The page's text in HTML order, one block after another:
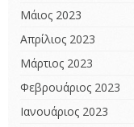
Μάιος 2023
Απρίλιος 2023
Μάρτιος 2023
Φεβρουάριος 2023
Ιανουάριος 2023